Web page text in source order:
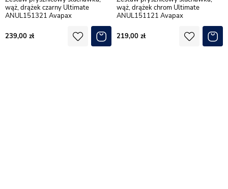
wąż, drążek czarny Ultimate
ANUL151321 Avapax
239,00
wąż, drążek chrom Ultimate
ANUL151121 Avapax
219,00